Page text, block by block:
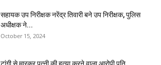
सहायक उप निरीक्षक नरेंद्र तिवारी बने उप निरीक्षक, पुलिस
अधीक्षक ने...
October 15, 2024